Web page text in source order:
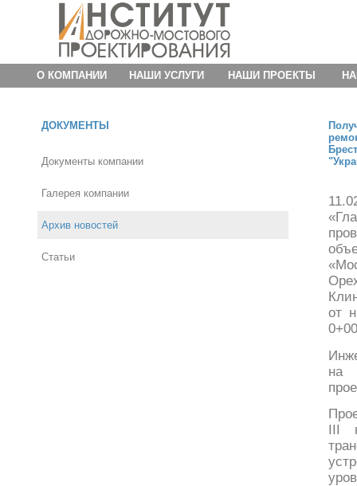
О КОМПАНИИ НАШИ УСЛУГИ НАШИ ПРОЕКТЫ
ДОКУМЕНТЫ
Документы компании
Галерея компании
Архив новостей
Статьи
от
на
III